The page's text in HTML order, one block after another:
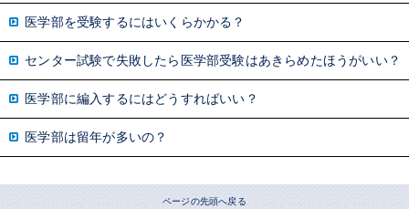
医学部を受験するにはいくらかかる？
センター試験で失敗したら医学部受験はあきらめたほうがいい？
医学部に編入するにはどうすればいい？
医学部は留年が多いの？
ページの先頭へ戻る